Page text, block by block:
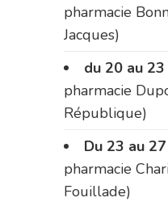
pharmacie
Jacques)
du 20 au
pharmacie
République)
Du 23 au
pharmacie
Fouillade)